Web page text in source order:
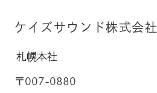
ケイズサウンド株式会社
札幌本社
〒007-0880